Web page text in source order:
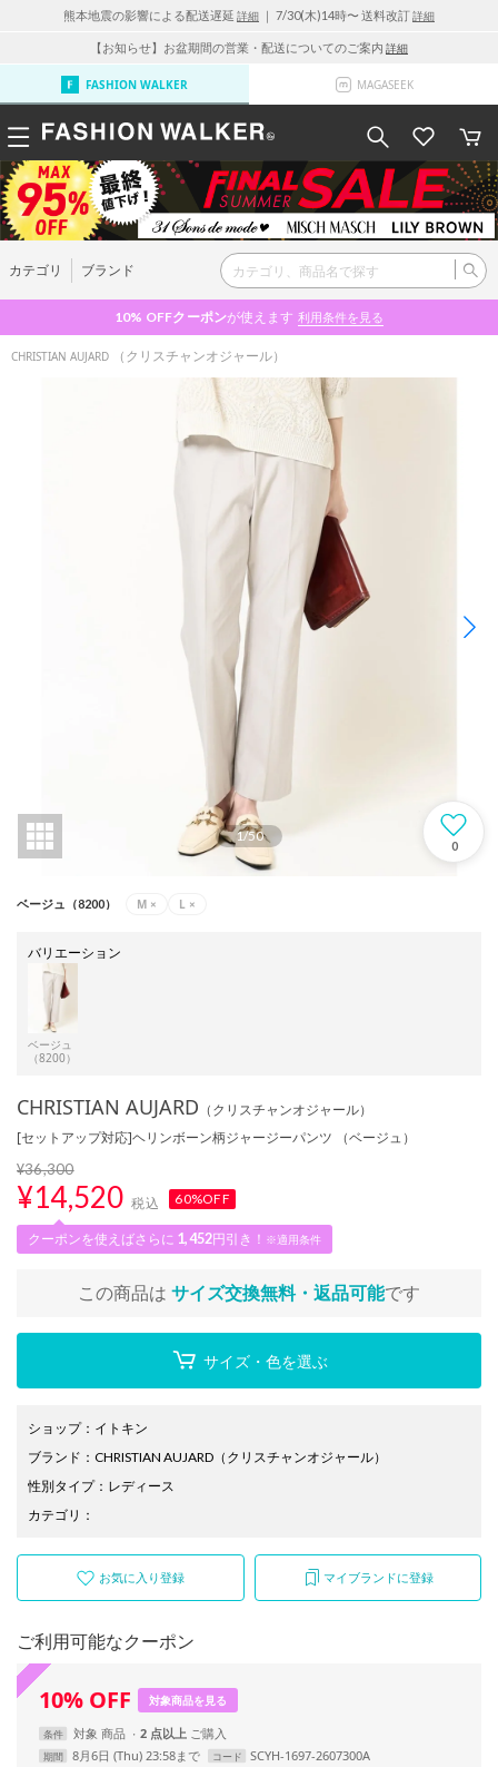
熊本地震の影響による配送遅延 詳細 ｜ 7/30(木)14時〜 送料改訂詳細
【お知らせ】お盆期間の営業・配送についてのご案内 詳細
FASHION WALKER MAGASEEK
カテゴリ ブランド
10% OFFクーポンが使えます 利用条件を見る
CHRISTIAN AUJARD （クリスチャンオジャール）
1/50
0
ベージュ（8200） M × L ×
バリエーション
ベージュ
（8200）
CHRISTIAN AUJARD （クリスチャンオジャール）
[セットアップ対応]ヘリンボーン柄ジャージーパンツ （ベージュ）
¥36,300
¥14,520 税込 60%OFF
クーポンを使えばさらに 1,452円引き！ ※適用条件
この商品は サイズ交換無料・返品可能です
サイズ・色を選ぶ
ショップ： イトキン
ブランド ： CHRISTIAN AUJARD （クリスチャンオジャール）
性別タイプ： レディース
カテゴリ ：
お気に入り登録 マイブランドに登録
ご利用可能なクーポン
10% OFF 対象商品を見る
条件 対象 商品 2 点以上
期間 8月6日 (Thu) 23:58まで コード
SCYH-1697-2607300A